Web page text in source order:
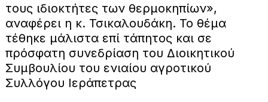
τους ιδιοκτήτες των θερμοκηπίων»,
αναφέρει η κ. Τσικαλουδάκη. Το θέμα
τέθηκε μάλιστα επί τάπητος και σε
πρόσφατη συνεδρίαση του Διοικητικού
Συμβουλίου του ενιαίου αγροτικού
Συλλόγου Ιεράπετρας